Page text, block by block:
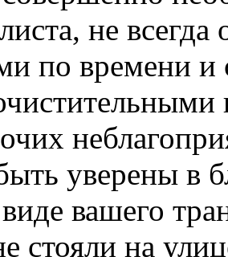
не
по времени
уверены в
вашего
стояли на